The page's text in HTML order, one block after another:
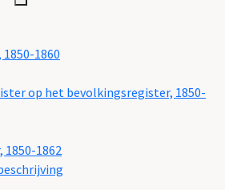
1860
op het bevolkingsregister, 1850-
1862